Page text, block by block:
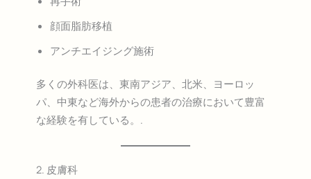
顔面脂肪移植
アンチエイジング施術
多くの外科医は、東南アジア、北米、ヨーロッ
パ、中東など海外からの患者の治療において豊富
な経験を有している。.
2. 皮膚科